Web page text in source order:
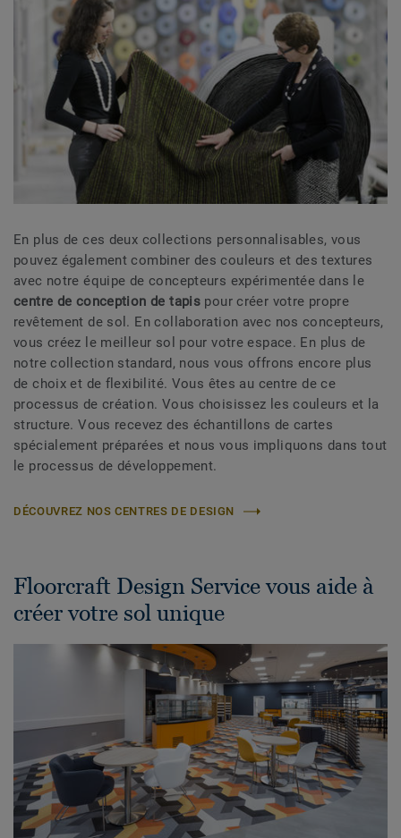
En plus de ces deux collections personnalisables, vous
pouvez également combiner des couleurs et des textures
avec notre équipe de concepteurs expérimentée dans le
centre de conception de tapis pour créer votre propre
revêtement de sol. En collaboration avec nos concepteurs,
vous créez le meilleur sol pour votre espace. En plus de
notre collection standard, nous vous offrons encore plus
de choix et de flexibilité. Vous êtes au centre de ce
processus de création. Vous choisissez les couleurs et la
structure. Vous recevez des échantillons de cartes
spécialement préparées et nous vous impliquons dans tout
le processus de développement.
DÉCOUVREZ NOS CENTRES DE DESIGN
Floorcraft Design Service vous aide à
créer votre sol unique